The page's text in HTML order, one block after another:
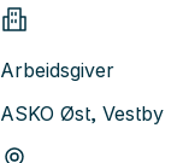
Arbeidsgiver
ASKO Øst, Vestby